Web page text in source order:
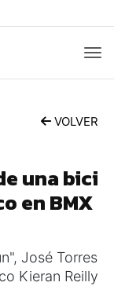
VOLVER
una bici
en BMX
José Torres
Kieran Reilly